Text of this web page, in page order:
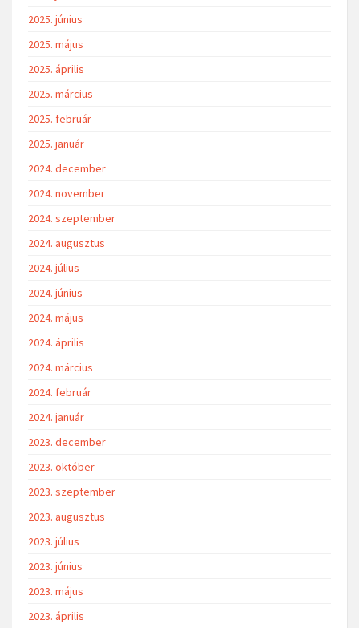
2025. június
2025. május
2025. április
2025. március
2025. február
2025. január
2024. december
2024. november
2024. szeptember
2024. augusztus
2024. július
2024. június
2024. május
2024. április
2024. március
2024. február
2024. január
2023. december
2023. október
2023. szeptember
2023. augusztus
2023. július
2023. június
2023. május
2023. április